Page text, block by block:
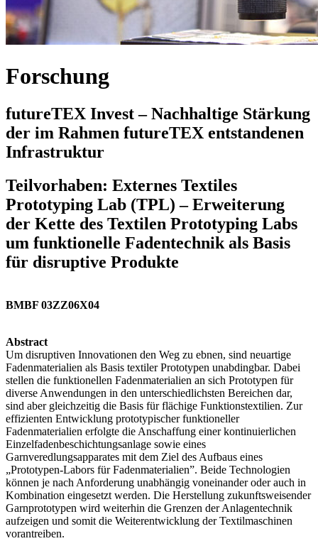
Forschung
futureTEX Invest – Nachhaltige Stärkung
der im Rahmen futureTEX entstandenen
Infrastruktur
Teilvorhaben: Externes Textiles
Prototyping Lab (TPL) – Erweiterung
der Kette des Textilen Prototyping Labs
um funktionelle Fadentechnik als Basis
für disruptive Produkte
BMBF 03ZZ06X04
Abstract
Um disruptiven Innovationen den Weg zu ebnen, sind neuartige
Fadenmaterialien als Basis textiler Prototypen unabdingbar. Dabei
stellen die funktionellen Fadenmaterialien an sich Prototypen für
diverse Anwendungen in den unterschiedlichsten Bereichen dar,
sind aber gleichzeitig die Basis für flächige Funktionstextilien. Zur
effizienten Entwicklung prototypischer funktioneller
Fadenmaterialien erfolgte die Anschaffung einer kontinuierlichen
Einzelfadenbeschichtungsanlage sowie eines
Garnveredlungsapparates mit dem Ziel des Aufbaus eines
„Prototypen-Labors für Fadenmaterialien”. Beide Technologien
können je nach Anforderung unabhängig voneinander oder auch in
Kombination eingesetzt werden. Die Herstellung zukunftsweisender
Garnprototypen wird weiterhin die Grenzen der Anlagentechnik
aufzeigen und somit die Weiterentwicklung der Textilmaschinen
vorantreiben.